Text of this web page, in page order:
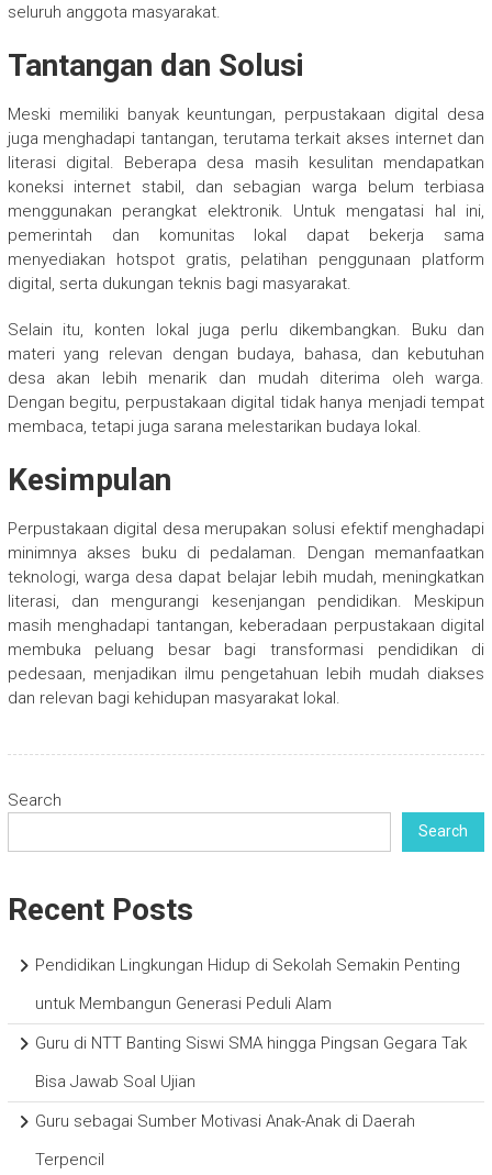
seluruh anggota masyarakat.
Tantangan dan Solusi
Meski memiliki banyak keuntungan, perpustakaan digital desa
juga menghadapi tantangan, terutama terkait akses internet dan
literasi digital. Beberapa desa masih kesulitan mendapatkan
koneksi internet stabil, dan sebagian warga belum terbiasa
menggunakan perangkat elektronik. Untuk mengatasi hal ini,
pemerintah dan komunitas lokal dapat bekerja sama
menyediakan hotspot gratis, pelatihan penggunaan platform
digital, serta dukungan teknis bagi masyarakat.
Selain itu, konten lokal juga perlu dikembangkan. Buku dan
materi yang relevan dengan budaya, bahasa, dan kebutuhan
desa akan lebih menarik dan mudah diterima oleh warga.
Dengan begitu, perpustakaan digital tidak hanya menjadi tempat
membaca, tetapi juga sarana melestarikan budaya lokal.
Kesimpulan
Perpustakaan digital desa merupakan solusi efektif menghadapi
minimnya akses buku di pedalaman. Dengan memanfaatkan
teknologi, warga desa dapat belajar lebih mudah, meningkatkan
literasi, dan mengurangi kesenjangan pendidikan. Meskipun
masih menghadapi tantangan, keberadaan perpustakaan digital
membuka peluang besar bagi transformasi pendidikan di
pedesaan, menjadikan ilmu pengetahuan lebih mudah diakses
dan relevan bagi kehidupan masyarakat lokal.
Search
Search
Recent Posts
Pendidikan Lingkungan Hidup di Sekolah Semakin Penting
untuk Membangun Generasi Peduli Alam
Guru di NTT Banting Siswi SMA hingga Pingsan Gegara Tak
Bisa Jawab Soal Ujian
Guru sebagai Sumber Motivasi Anak-Anak di Daerah
Terpencil